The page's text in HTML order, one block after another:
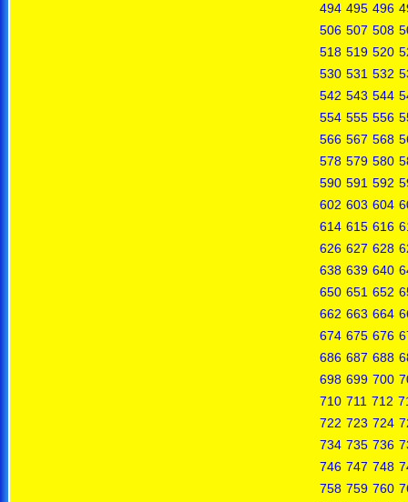
494 495 496
506 507 508
518 519 520
530 531 532
542 543 544
554 555 556
566 567 568
578 579 580
590 591 592
602 603 604
614 615 616
626 627 628
638 639 640
650 651 652
662 663 664
674 675 676
686 687 688
698 699 700
710 711 712
722 723 724
734 735 736
746 747 748
758 759 760